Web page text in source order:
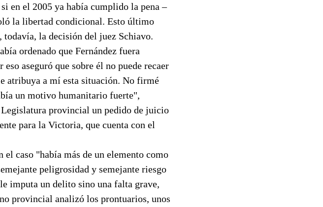
en el 2005 ya había cumplido la pena –
la libertad condicional. Esto último
la decisión del juez Schiavo.
ordenado que Fernández fuera
aseguró que sobre él no puede recaer
atribuya a mí esta situación. No firmé
un motivo humanitario fuerte",
provincial un pedido de juicio
para la Victoria, que cuenta con el
caso "había más de un elemento como
peligrosidad y semejante riesgo
imputa un delito sino una falta grave,
provincial analizó los prontuarios, unos